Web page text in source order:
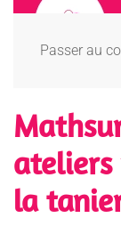
Passer au
ateliers
la